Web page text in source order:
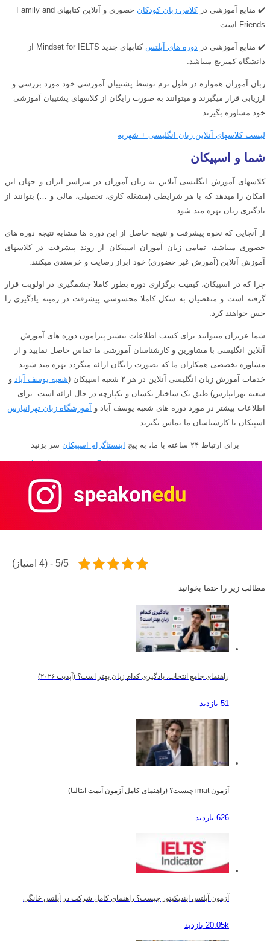
✔️ منابع آموزشی درکلاس زبان کودکان
حضوری و آنلاین کتابهای Family and
Friends است.
✔️ منابع آموزشی در دوره های آیلتس
کتابهای جدید Mindset for IELTS از
دانشگاه کمبریج میباشد.
زبان آموزان همواره در طول ترم توسط پشتیبان آموزشی خود مورد بررسی و
ارزیابی قرار میگیرند و میتوانند به صورت رایگان از کلاسهای پشتیبان آموزشی
خود مشاوره بگیرند.
لیست کلاسهای آنلاین زبان انگلیسی + شهریه
شما و اسپیکان
کلاسهای آموزش انگلیسی آنلاین به زبان آموزان در سراسر ایران و جهان این
امکان را میدهد که با هر شرایطی (مشغله کاری، تحصیلی، مالی و …) بتوانند از
یادگیری زبان بهره مند شود.
از آنجایی که نحوه پیشرفت و نتیجه حاصل از این دوره ها مشابه نتیجه دوره های
حضوری میباشد، تمامی زبان آموزان اسپیکان از روند پیشرفت در کلاسهای
آموزش آنلاین (آموزش غیر حضوری) خود ابراز رضایت و خرسندی میکنند.
چرا که در اسپیکان، کیفیت برگزاری دوره بطور کاملا چشمگیری در اولویت قرار
گرفته است و متقضیان به شکل کاملا محسوسی پیشرفت در زمینه یادگیری را
حس خواهند کرد.
شما عزیزان میتوانید برای کسب اطلاعات بیشتر پیرامون دوره های آموزش
آنلاین انگلیسی با مشاورین و کارشناسان آموزشی ما تماس حاصل نمایید و از
مشاوره تخصصی همکاران ما که بصورت رایگان ارائه میگردد بهره مند شوید.
خدمات آموزش زبان انگلیسی آنلاین در هر ۲ شعبه اسپیکان (
شعبه یوسف آباد و
شعبه تهرانپارس) طبق یک ساختار یکسان و یکپارچه در حال ارائه است. برای
اطلاعات بیشتر در مورد دوره های شعبه یوسف آباد و آموزشگاه زبان تهرانپارس
اسپیکان با کارشناسان ما تماس بگیرید
برای ارتباط ۲۴ ساعته با ما، به پیج اینستاگرام اسپیکان سر بزنید
5/5 - (4 امتیاز)
مطالب زیر را حتما بخوانید
راهنمای جامع انتخاب: یادگیری کدام زبان بهتر است؟ (آپدیت ۲۰۲۶)
51 بازدید
آزمون imat چیست؟ (راهنمای کامل آزمون آیمت ایتالیا)
626 بازدید
آزمون آیلتس ایندیکیتور چیست؟ راهنمای کامل شرکت در آیلتس خانگی
20.05k بازدید